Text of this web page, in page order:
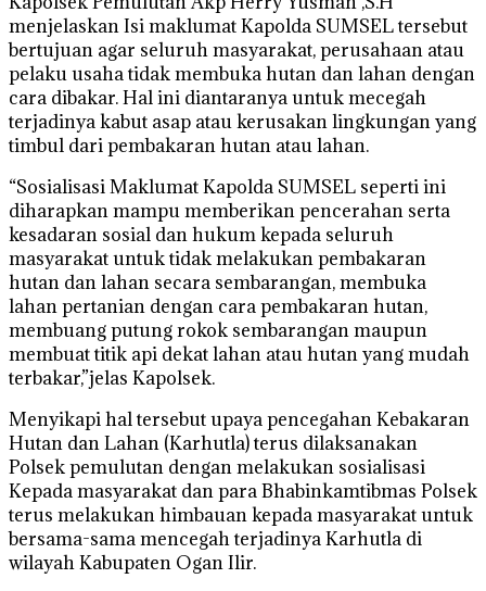
menjelaskan Isi maklumat Kapolda SUMSEL tersebut
bertujuan agar seluruh masyarakat, perusahaan atau
pelaku usaha tidak membuka hutan dan lahan dengan
cara dibakar. Hal ini diantaranya untuk mecegah
terjadinya kabut asap atau kerusakan lingkungan yang
timbul dari pembakaran hutan atau lahan.
“Sosialisasi Maklumat Kapolda SUMSEL seperti ini
diharapkan mampu memberikan pencerahan serta
kesadaran sosial dan hukum kepada seluruh
masyarakat untuk tidak melakukan pembakaran
hutan dan lahan secara sembarangan, membuka
lahan pertanian dengan cara pembakaran hutan,
membuang putung rokok sembarangan maupun
membuat titik api dekat lahan atau hutan yang mudah
terbakar,”jelas Kapolsek.
Menyikapi hal tersebut upaya pencegahan Kebakaran
Hutan dan Lahan (Karhutla) terus dilaksanakan
Polsek pemulutan dengan melakukan sosialisasi
Kepada masyarakat dan para Bhabinkamtibmas Polsek
terus melakukan himbauan kepada masyarakat untuk
bersama-sama mencegah terjadinya Karhutla di
wilayah Kabupaten Ogan Ilir.